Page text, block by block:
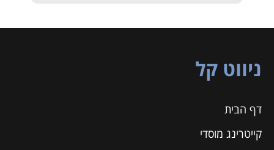
ניווט קל
דף הבית
קייטרינג מוסדי